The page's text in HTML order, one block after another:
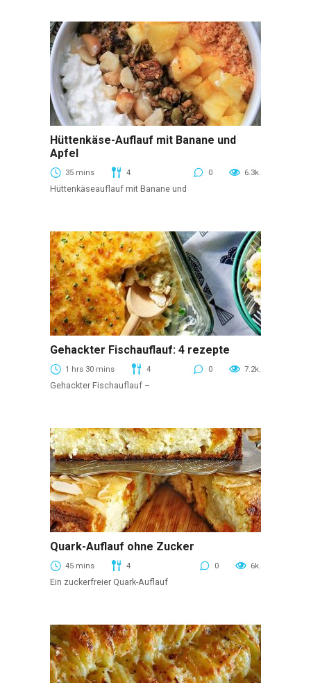
Beerenaufläufe
Hüttenkäse-Auflauf mit Banane und
Apfel
35 mins 4 0 6.3k.
Hüttenkäseauflauf mit Banane und
Gehackter Fischauflauf: 4 rezepte
1 hrs 30 mins 4 0 7.2k.
Gehackter Fischauflauf –
Quark-Auflauf ohne Zucker
45 mins 4 0 6k.
Ein zuckerfreier Quark-Auflauf